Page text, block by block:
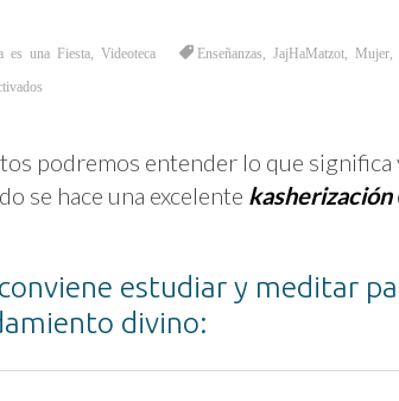
es una Fiesta Videoteca Enseñanzas JajHaMatzot Mujer
podremos entender lo que significa
se hace una excelente kasherización
estudiar y meditar
divino: